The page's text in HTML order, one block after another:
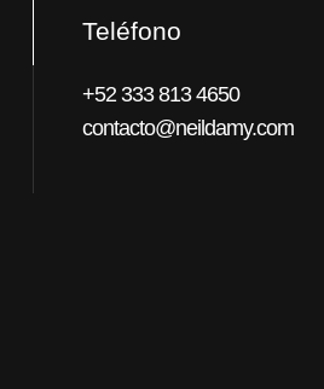
Teléfono
+52 333 813 4650
contacto@neildamy.com